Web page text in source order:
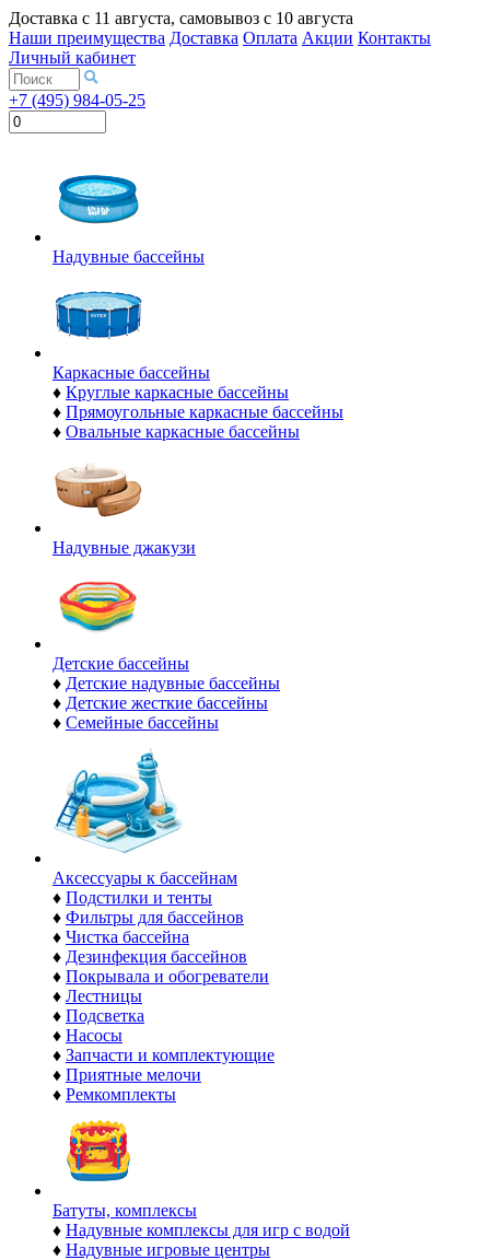
Доставка с 11 августа, самовывоз с 10 августа
Наши преимущества Доставка Оплата Акции Контакты
Личный кабинет
+7 (495) 984-05-25
Надувные бассейны
Каркасные бассейны
♦ Круглые каркасные бассейны
♦ Прямоугольные каркасные бассейны
♦ Овальные каркасные бассейны
Надувные джакузи
Детские бассейны
♦ Детские надувные бассейны
♦ Детские жесткие бассейны
♦ Семейные бассейны
Аксессуары к бассейнам
♦ Подстилки и тенты
♦ Фильтры для бассейнов
♦ Чистка бассейна
♦ Дезинфекция бассейнов
♦ Покрывала и обогреватели
♦ Лестницы
♦ Подсветка
♦ Насосы
♦ Запчасти и комплектующие
♦ Приятные мелочи
♦ Ремкомплекты
Батуты, комплексы
♦ Надувные комплексы для игр с водой
♦ Надувные игровые центры